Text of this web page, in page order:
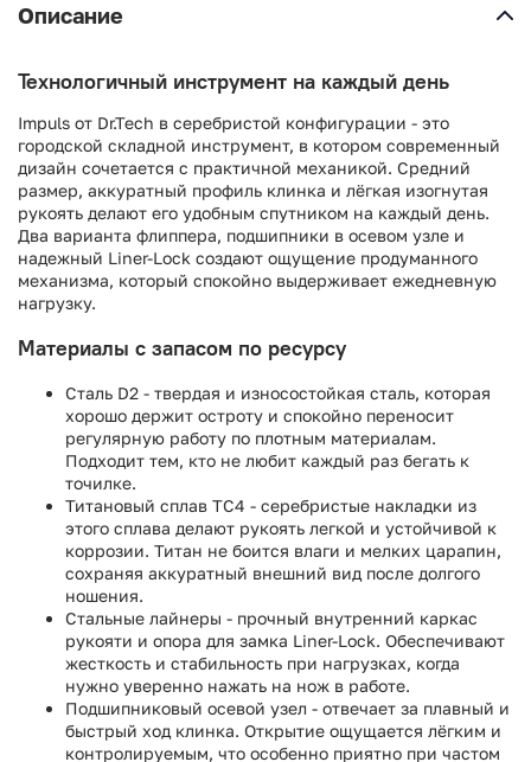
Описание
Технологичный инструмент на каждый день
Impuls от Dr.Tech в серебристой конфигурации - это
городской складной инструмент, в котором современный
дизайн сочетается с практичной механикой. Средний
размер, аккуратный профиль клинка и лёгкая изогнутая
рукоять делают его удобным спутником на каждый день.
Два варианта флиппера, подшипники в осевом узле и
надежный Liner-Lock создают ощущение продуманного
механизма, который спокойно выдерживает ежедневную
нагрузку.
Материалы с запасом по ресурсу
Сталь D2 - твердая и износостойкая сталь, которая
хорошо держит остроту и спокойно переносит
регулярную работу по плотным материалам.
Подходит тем, кто не любит каждый раз бегать к
точилке.
Титановый сплав TC4 - серебристые накладки из
этого сплава делают рукоять легкой и устойчивой к
коррозии. Титан не боится влаги и мелких царапин,
сохраняя аккуратный внешний вид после долгого
ношения.
Стальные лайнеры - прочный внутренний каркас
рукояти и опора для замка Liner-Lock. Обеспечивают
жесткость и стабильность при нагрузках, когда
нужно уверенно нажать на нож в работе.
Подшипниковый осевой узел - отвечает за плавный и
быстрый ход клинка. Открытие ощущается лёгким и
контролируемым, что особенно приятно при частом